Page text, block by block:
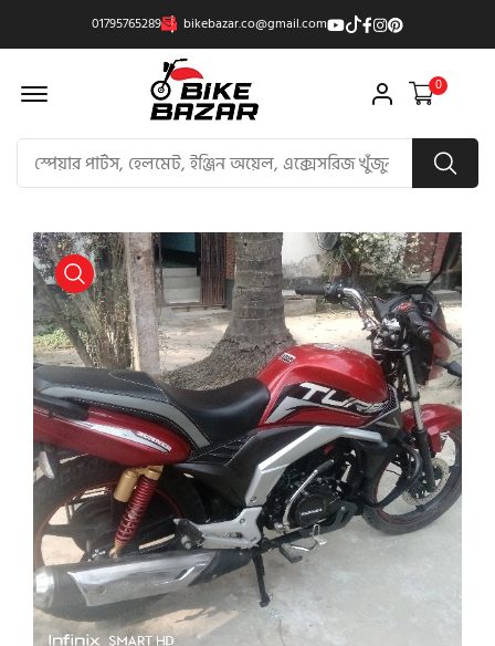
01795765289 bikebazar.co@gmail.com
Offcanvas Menu Open 0
product view